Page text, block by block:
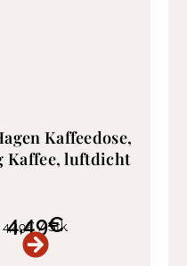
Kaffeedose,
Kaffee, luftdicht
4,49€
4,49€/Stk.